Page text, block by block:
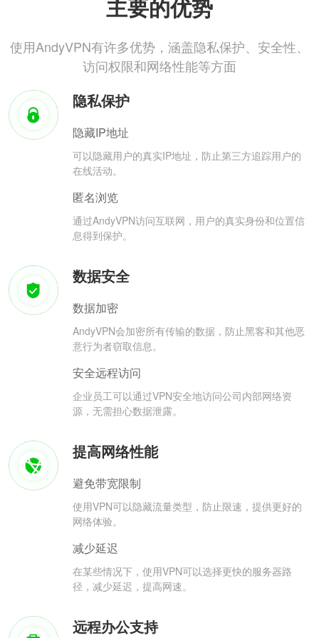
主要的优势
使用AndyVPN有许多优势，涵盖隐私保护、安全性、
访问权限和网络性能等方面
隐私保护
隐藏IP地址
可以隐藏用户的真实IP地址，防止第三方追踪用户的
在线活动。
匿名浏览
通过AndyVPN访问互联网，用户的真实身份和位置信
息得到保护。
数据安全
数据加密
AndyVPN会加密所有传输的数据，防止黑客和其他恶
意行为者窃取信息。
安全远程访问
企业员工可以通过VPN安全地访问公司内部网络资
源，无需担心数据泄露。
提高网络性能
避免带宽限制
使用VPN可以隐藏流量类型，防止限速，提供更好的
网络体验。
减少延迟
在某些情况下，使用VPN可以选择更快的服务器路
径，减少延迟，提高网速。
远程办公支持